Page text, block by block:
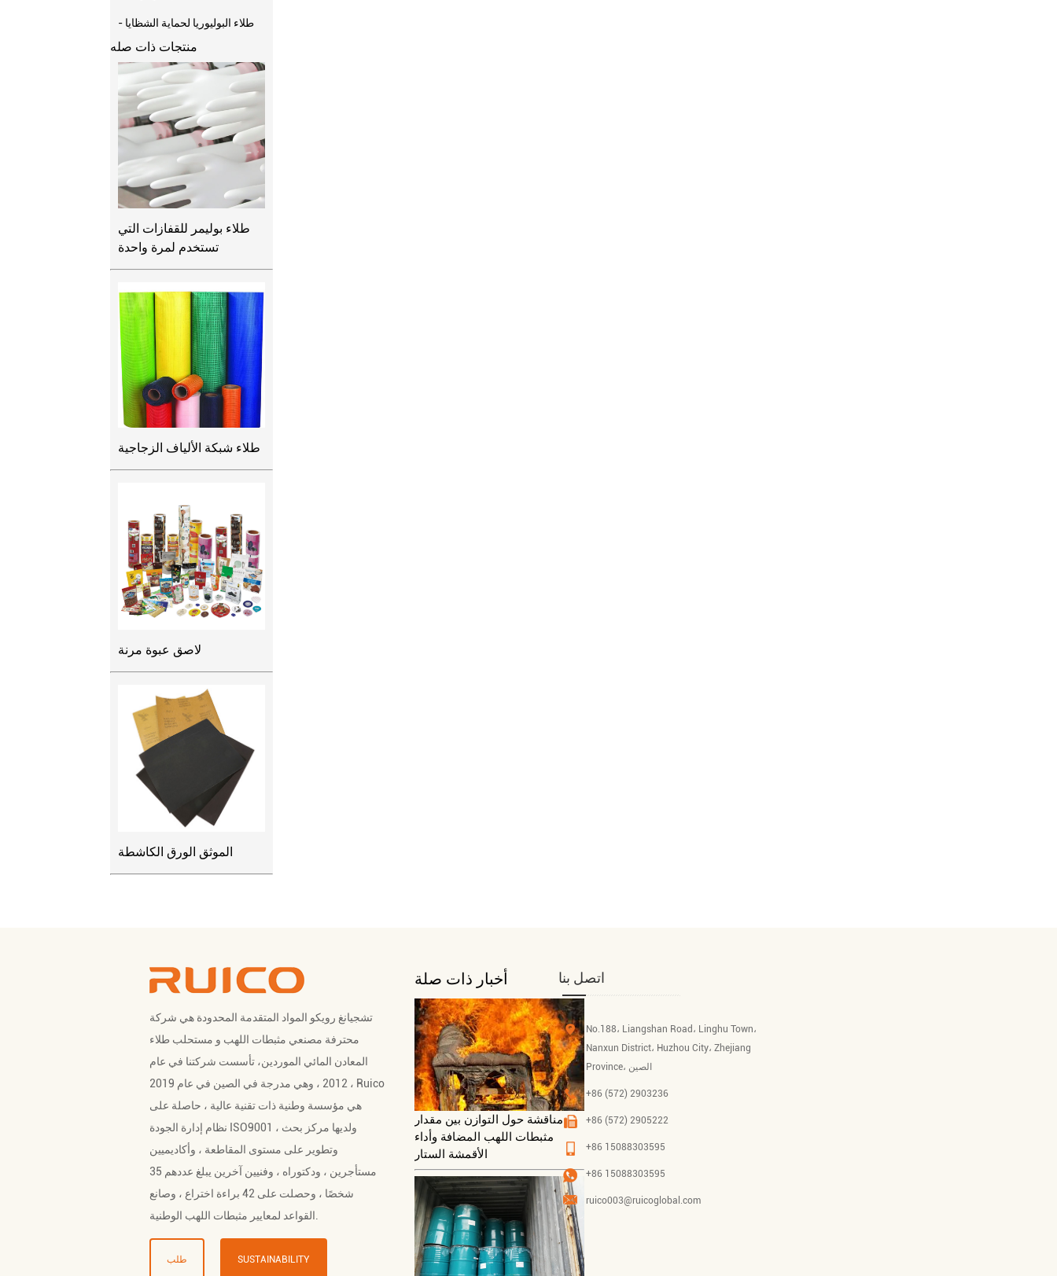
- طلاء البوليوريا لحماية الشظايا
منتجات ذات صله
طلاء بوليمر للقفازات التي
تستخدم لمرة واحدة
طلاء شبكة الألياف الزجاجية
لاصق عبوة مرنة
الموثق الورق الكاشطة
تشجيانغ رويكو المواد المتقدمة المحدودة هي شركة
محترفة مصنعي مثبطات اللهب و مستحلب طلاء
المعادن المائي الموردين، تأسست شركتنا في عام
2012 ، وهي مدرجة في الصين في عام 2019 ، Ruico
هي مؤسسة وطنية ذات تقنية عالية ، حاصلة على
نظام إدارة الجودة ISO9001 ، ولديها مركز بحث
وتطوير على مستوى المقاطعة ، وأكاديميين
مستأجرين ، ودكتوراه ، وفنيين آخرين يبلغ عددهم 35
شخصًا ، وحصلت على 42 براءة اختراع ، وصانع
طلب SUSTAINABILITY
أخبار ذات صلة
مناقشة حول التوازن بين مقدار
مثبطات اللهب المضافة وأداء
الأقمشة الستار
اتصل بنا
No.188، Liangshan Road، Linghu Town،
Nanxun District، Huzhou City، Zhejiang
Province، الصين
+86 (572) 2903236
+86 (572) 2905222
+86 15088303595
+86 15088303595
ruico003@ruicoglobal.com